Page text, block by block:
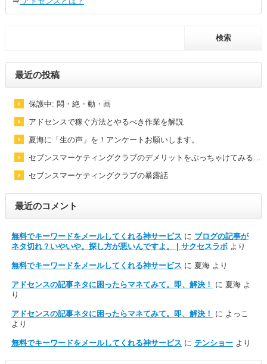
最近の投稿
保護中: 悶・絶・動・画
アドセンスで稼ぐ方法とやるべき作業を解説
夏海に「生の声」を！アンケートお願いします。
セブンスマーケティングクラブのデメリットをぶっちゃけてみる…
セブンスマーケティングクラブの暴露話
最近のコメント
無料でキーワードをメールしてくれる神サービス に ブログの記事が
ネタ切れ？いやいや。探し方が悪いんですよ。 | サクセスラボより
無料でキーワードをメールしてくれる神サービス に 夏海より
アドセンスの記事ネタに困ったらマネてみて。即、解決！ に 夏海よ
り
アドセンスの記事ネタに困ったらマネてみて。即、解決！ に よっこ
より
無料でキーワードをメールしてくれる神サービス に テンショーより